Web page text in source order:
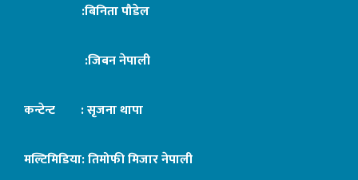
:बिनिता पौडेल
:जिबन नेपाली
कन्टेन्ट : सृजना थापा
मल्टिमिडिया: तिमोफी मिजार नेपाली